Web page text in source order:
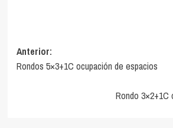
Navegación
de
Anterior:
Rondos 5×3+1C ocupación de espacios
Rondo 3×2+1C